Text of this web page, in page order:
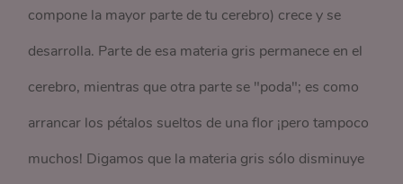
compone la mayor parte de tu cerebro) crece y se
desarrolla. Parte de esa materia gris permanece en el
cerebro, mientras que otra parte se "poda"; es como
arrancar los pétalos sueltos de una flor ¡pero tampoco
muchos! Digamos que la materia gris sólo disminuye